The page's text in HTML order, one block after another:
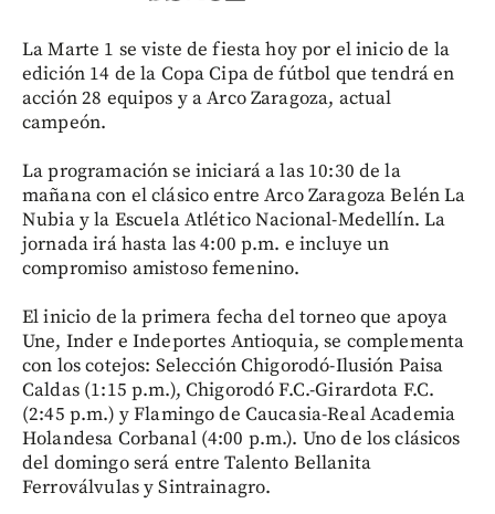
La Marte 1 se viste de fiesta hoy por el inicio de la
edición 14 de la Copa Cipa de fútbol que tendrá en
acción 28 equipos y a Arco Zaragoza, actual
campeón.
La programación se iniciará a las 10:30 de la
mañana con el clásico entre Arco Zaragoza Belén La
Nubia y la Escuela Atlético Nacional-Medellín. La
jornada irá hasta las 4:00 p.m. e incluye un
compromiso amistoso femenino.
El inicio de la primera fecha del torneo que apoya
Une, Inder e Indeportes Antioquia, se complementa
con los cotejos: Selección Chigorodó-Ilusión Paisa
Caldas (1:15 p.m.), Chigorodó F.C.-Girardota F.C.
(2:45 p.m.) y Flamingo de Caucasia-Real Academia
Holandesa Corbanal (4:00 p.m.). Uno de los clásicos
del domingo será entre Talento Bellanita
Ferroválvulas y Sintrainagro.